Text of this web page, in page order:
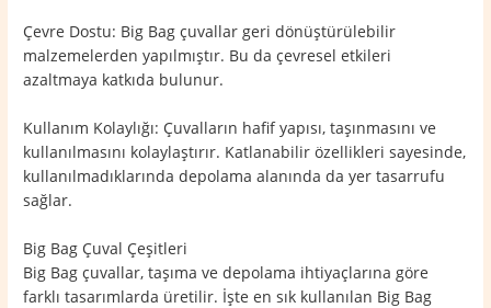
Çevre Dostu: Big Bag çuvallar geri dönüştürülebilir
malzemelerden yapılmıştır. Bu da çevresel etkileri
azaltmaya katkıda bulunur.
Kullanım Kolaylığı: Çuvalların hafif yapısı, taşınmasını ve
kullanılmasını kolaylaştırır. Katlanabilir özellikleri sayesinde,
kullanılmadıklarında depolama alanında da yer tasarrufu
sağlar.
Big Bag Çuval Çeşitleri
Big Bag çuvallar, taşıma ve depolama ihtiyaçlarına göre
farklı tasarımlarda üretilir. İşte en sık kullanılan Big Bag